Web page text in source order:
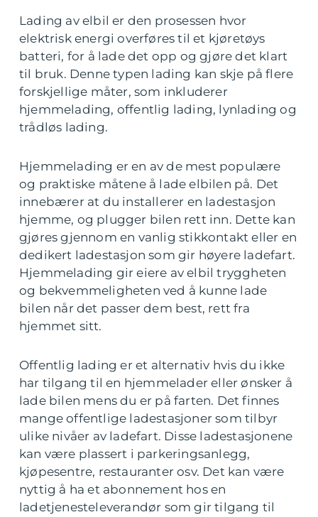
Lading av elbil er den prosessen hvor
elektrisk energi overføres til et kjøretøys
batteri, for å lade det opp og gjøre det klart
til bruk. Denne typen lading kan skje på flere
forskjellige måter, som inkluderer
hjemmelading, offentlig lading, lynlading og
trådløs lading.
Hjemmelading er en av de mest populære
og praktiske måtene å lade elbilen på. Det
innebærer at du installerer en ladestasjon
hjemme, og plugger bilen rett inn. Dette kan
gjøres gjennom en vanlig stikkontakt eller en
dedikert ladestasjon som gir høyere ladefart.
Hjemmelading gir eiere av elbil tryggheten
og bekvemmeligheten ved å kunne lade
bilen når det passer dem best, rett fra
hjemmet sitt.
Offentlig lading er et alternativ hvis du ikke
har tilgang til en hjemmelader eller ønsker å
lade bilen mens du er på farten. Det finnes
mange offentlige ladestasjoner som tilbyr
ulike nivåer av ladefart. Disse ladestasjonene
kan være plassert i parkeringsanlegg,
kjøpesentre, restauranter osv. Det kan være
nyttig å ha et abonnement hos en
ladetjenesteleverandør som gir tilgang til